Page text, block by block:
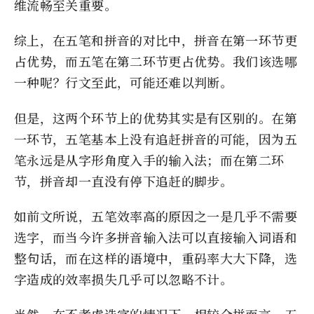
维流畅至关重要。
综上，在五笔和拼音的对比中，拼音在第一环节更
占优势，而五笔在第二环节更占优势。我们该选哪
一种呢？行文至此，可能还难以判断。
但是，这两个环节上的优势其实是有区别的。在第
一环节，五笔基本上没有追赶拼音的可能，因为五
笔永远是从字形角度入手的输入法；而在第二环
节，拼音却一直没有停下追赶的脚步。
如前文所说，五笔效率高的原因之一是几乎不需要
选字，而当今许多拼音输入法可以直接输入词语和
整句话，而在这样的语境中，重码率大大下降，选
字造成的效率损失几乎可以忽略不计。